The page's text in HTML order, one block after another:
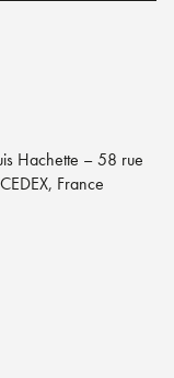
Hachette – 58 rue
France